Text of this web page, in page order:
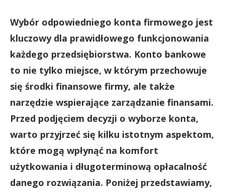
Wybór odpowiedniego konta firmowego jest
kluczowy dla prawidłowego funkcjonowania
każdego przedsiębiorstwa. Konto bankowe
to nie tylko miejsce, w którym przechowuje
się środki finansowe firmy, ale także
narzędzie wspierające zarządzanie finansami.
Przed podjęciem decyzji o wyborze konta,
warto przyjrzeć się kilku istotnym aspektom,
które mogą wpłynąć na komfort
użytkowania i długoterminową opłacalność
danego rozwiązania. Poniżej przedstawiamy,